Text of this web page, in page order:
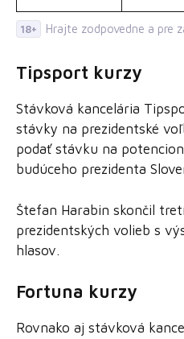
18+ Hrajte zodpovedne a pre
Tipsport kurzy
Stávková kancelária
stávky na prezidentské
podať stávku na
budúceho prezidenta
Štefan Harabin skončil
prezidentských volieb s
hlasov.
Fortuna kurzy
Rovnako aj stávková